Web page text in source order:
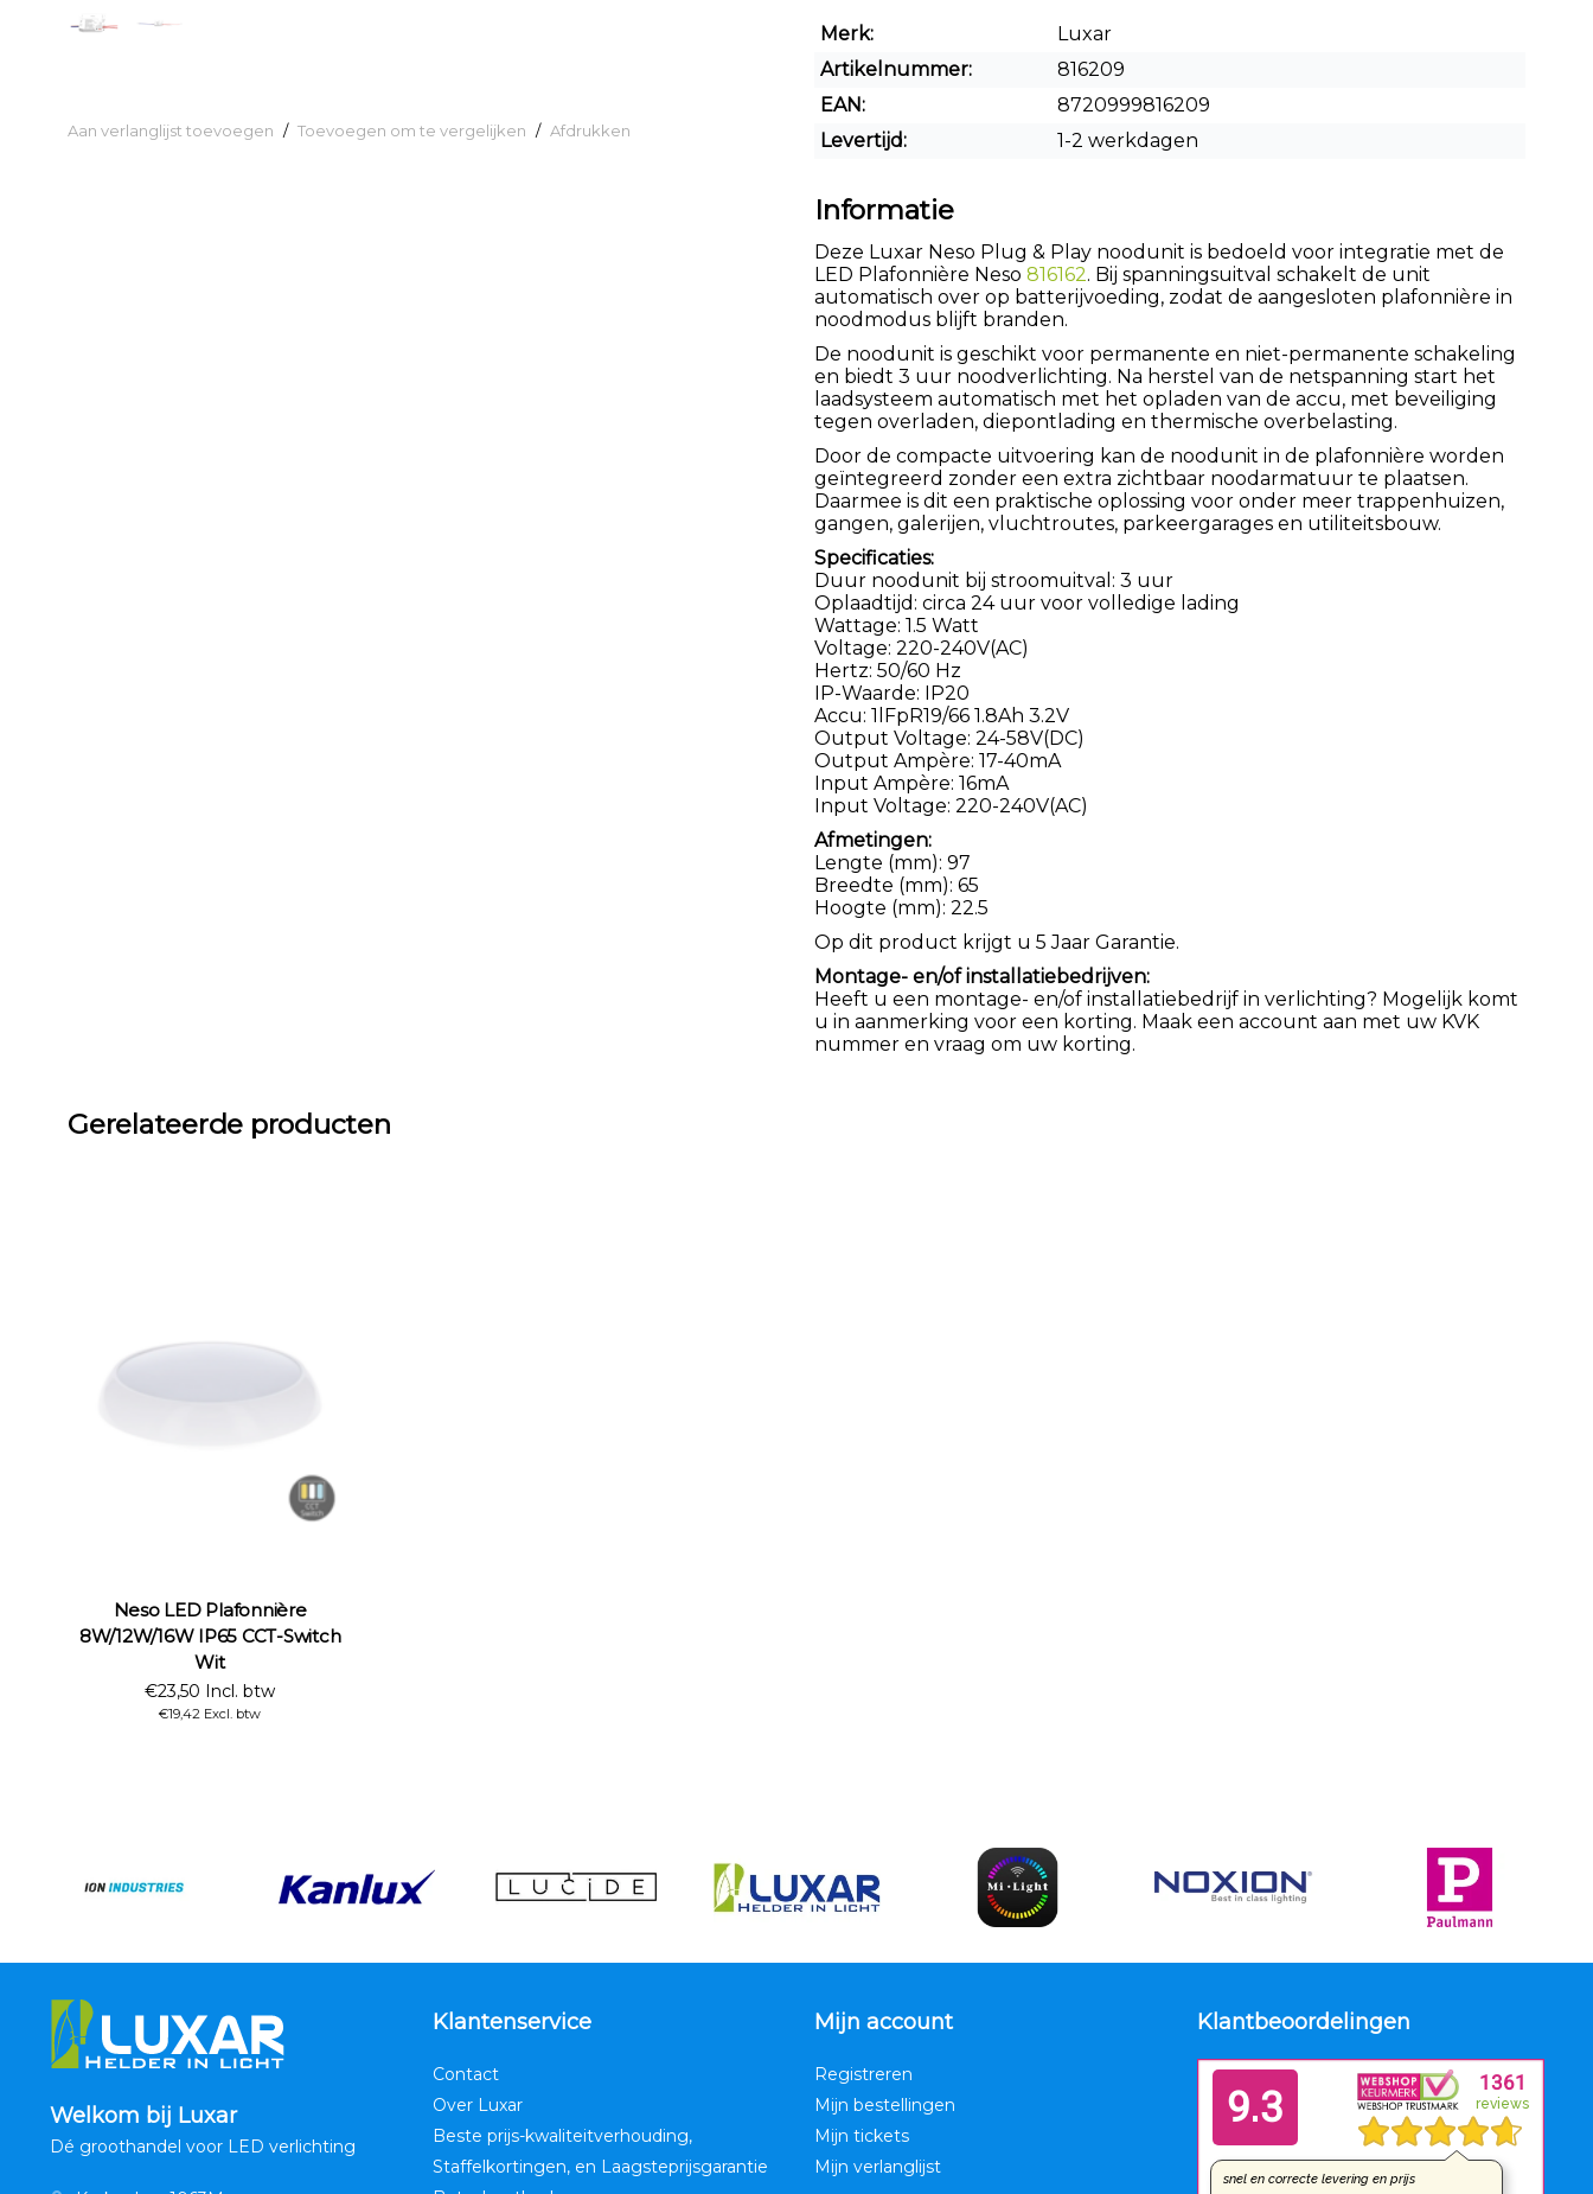
Aan verlanglijst toevoegen / Toevoegen om te vergelijken / Afdrukken
Merk:
Luxar
Artikelnummer:
816209
EAN:
8720999816209
Levertijd:
1-2 werkdagen
Informatie
Deze Luxar Neso Plug & Play noodunit is bedoeld voor integratie met de
LED Plafonnière Neso 816162. Bij spanningsuitval schakelt de unit
automatisch over op batterijvoeding, zodat de aangesloten plafonnière in
noodmodus blijft branden.
De noodunit is geschikt voor permanente en niet-permanente schakeling
en biedt 3 uur noodverlichting. Na herstel van de netspanning start het
laadsysteem automatisch met het opladen van de accu, met beveiliging
tegen overladen, diepontlading en thermische overbelasting.
Door de compacte uitvoering kan de noodunit in de plafonnière worden
geïntegreerd zonder een extra zichtbaar noodarmatuur te plaatsen.
Daarmee is dit een praktische oplossing voor onder meer trappenhuizen,
gangen, galerijen, vluchtroutes, parkeergarages en utiliteitsbouw.
Specificaties:
Duur noodunit bij stroomuitval: 3 uur
Oplaadtijd: circa 24 uur voor volledige lading
Wattage: 1.5 Watt
Voltage: 220-240V(AC)
Hertz: 50/60 Hz
IP-Waarde: IP20
Accu: 1lFpR19/66 1.8Ah 3.2V
Output Voltage: 24-58V(DC)
Output Ampère: 17-40mA
Input Ampère: 16mA
Input Voltage: 220-240V(AC)
Afmetingen:
Lengte (mm): 97
Breedte (mm): 65
Hoogte (mm): 22.5
Op dit product krijgt u 5 Jaar Garantie.
Montage- en/of installatiebedrijven:
Heeft u een montage- en/of installatiebedrijf in verlichting? Mogelijk komt
u in aanmerking voor een korting. Maak een account aan met uw KVK
nummer en vraag om uw korting.
Gerelateerde producten
Neso LED Plafonnière
8W/12W/16W IP65 CCT-Switch
Wit
€23,50 Incl. btw
€19,42 Excl. btw
Welkom bij Luxar
Dé groothandel voor LED verlichting
Klantenservice
Contact
Over Luxar
Beste prijs-kwaliteitverhouding,
Staffelkortingen, en Laagsteprijsgarantie
Mijn account
Registreren
Mijn bestellingen
Mijn tickets
Mijn verlanglijst
Klantbeoordelingen